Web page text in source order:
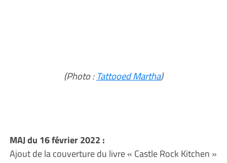
(Photo : Tattooed Martha)
MAJ du 16 février 2022 :
Ajout de la couverture du livre « Castle Rock Kitchen »